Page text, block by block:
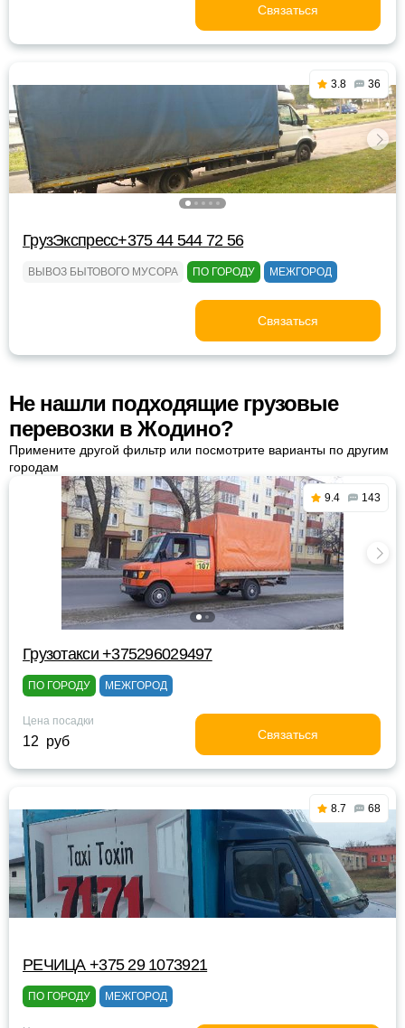
Связаться
3.8 36
ГрузЭкспресс+375 44 544 72 56
ВЫВОЗ БЫТОВОГО МУСОРА ПО ГОРОДУ МЕЖГОРОД
Связаться
Не нашли подходящие грузовые
перевозки в Жодино?
Примените другой фильтр или посмотрите варианты по другим
городам
9.4 143
Грузотакси +375296029497
ПО ГОРОДУ МЕЖГОРОД
Цена посадки
12 руб Связаться
8.7 68
РЕЧИЦА +375 29 1073921
ПО ГОРОДУ МЕЖГОРОД